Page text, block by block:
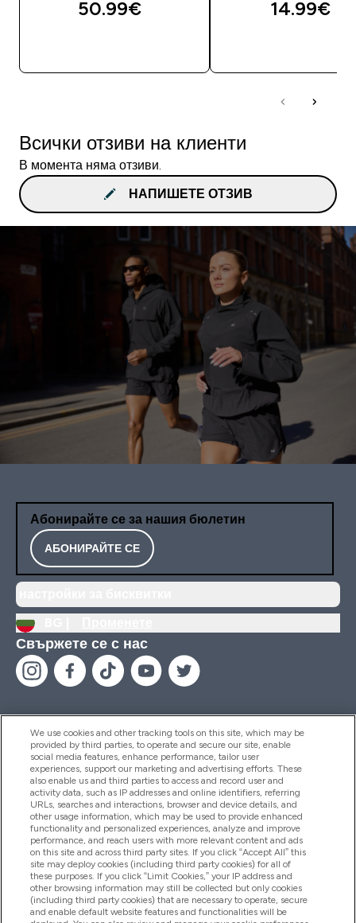
50.99€‎ 14.99€‎
Всички отзиви на клиенти
В момента няма отзиви.
НАПИШЕТЕ ОТЗИВ
Абонирайте се за нашия бюлетин
АБОНИРАЙТЕ СЕ
Свържете се с нас
Помощ И Информация
Продукти
Информация За Компанията
Лоялност И Награди
We use cookies and other tracking tools on this site, which may be
provided by third parties, to operate and secure our site, enable
social media features, enhance performance, tailor user
experiences, support our marketing and advertising efforts. These
also enable us and third parties to access and record user and
activity data, such as IP addresses and online identifiers, referring
URLs, searches and interactions, browser and device details, and
other usage information, which may be used to provide enhanced
functionality and personalized experiences, analyze and improve
performance, and reach users with more relevant content and ads
on this site and across third party sites. If you click “Accept All” this
site may deploy cookies (including third party cookies) for all of
these purposes. If you click “Limit Cookies,” your IP address and
other browsing information may still be collected but only cookies
(including third party cookies) that are necessary to operate, secure
and enable default website features and functionalities will be